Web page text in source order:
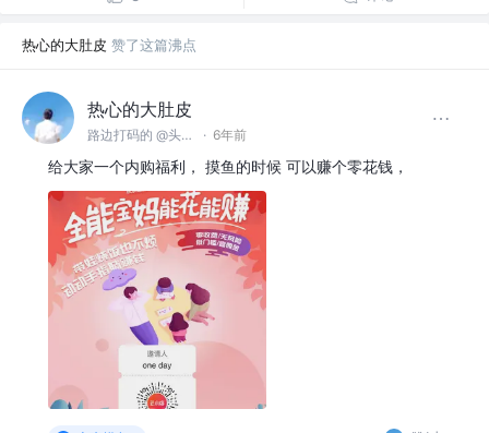
热心的大肚皮 赞了这篇沸点
热心的大肚皮
路边打码的 @头部大厂 · 6年前
给大家一个内购福利， 摸鱼的时候 可以赚个零花钱，